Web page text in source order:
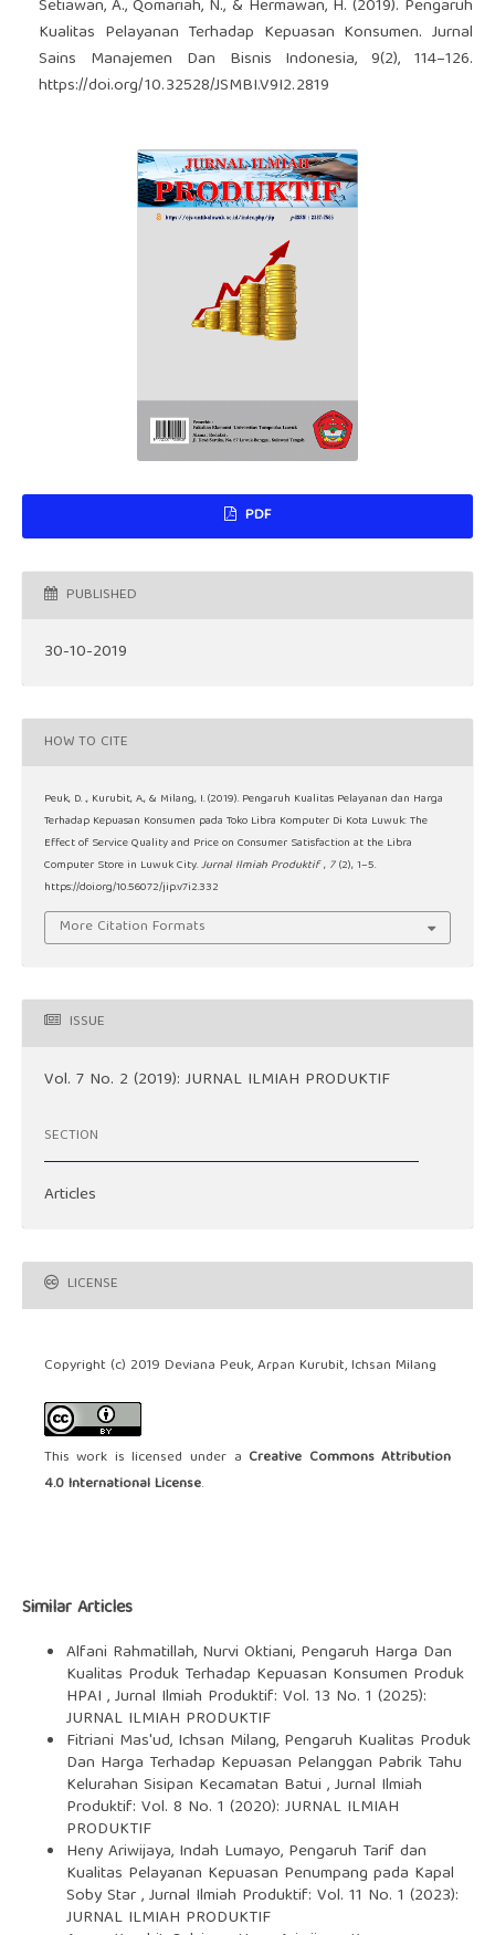
Setiawan, A., Qomariah, N., & Hermawan, H. (2019). Pengaruh
Kualitas Pelayanan Terhadap Kepuasan Konsumen. Jurnal
Sains Manajemen Dan Bisnis Indonesia, 9(2), 114–126.
https://doi.org/10.32528/JSMBI.V9I2.2819
PDF
PUBLISHED
30-10-2019
HOW TO CITE
Peuk, D. ., Kurubit, A., & Milang, I. (2019). Pengaruh Kualitas Pelayanan dan Harga
Terhadap Kepuasan Konsumen pada Toko Libra Komputer Di Kota Luwuk: The
Effect of Service Quality and Price on Consumer Satisfaction at the Libra
Computer Store in Luwuk City.Jurnal Ilmiah Produktif , 7 (2), 1–5.
https://doi.org/10.56072/jip.v7i2.332
More Citation Formats
ISSUE
Vol. 7 No. 2 (2019): JURNAL ILMIAH PRODUKTIF
SECTION
Articles
LICENSE
Copyright (c) 2019 Deviana Peuk, Arpan Kurubit, Ichsan Milang
This work is licensed under a Creative Commons Attribution
4.0 International License.
Similar Articles
Alfani Rahmatillah, Nurvi Oktiani, Pengaruh Harga Dan
Kualitas Produk Terhadap Kepuasan Konsumen Produk
HPAI ,Jurnal Ilmiah Produktif: Vol. 13 No. 1 (2025):
JURNAL ILMIAH PRODUKTIF
Fitriani Mas'ud, Ichsan Milang, Pengaruh Kualitas Produk
Dan Harga Terhadap Kepuasan Pelanggan Pabrik Tahu
Kelurahan Sisipan Kecamatan Batui ,Jurnal Ilmiah
Produktif: Vol. 8 No. 1 (2020): JURNAL ILMIAH
PRODUKTIF
Heny Ariwijaya, Indah Lumayo, Pengaruh Tarif dan
Kualitas Pelayanan Kepuasan Penumpang pada Kapal
Soby Star,Jurnal Ilmiah Produktif: Vol. 11 No. 1 (2023):
JURNAL ILMIAH PRODUKTIF